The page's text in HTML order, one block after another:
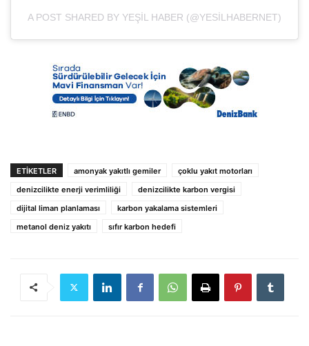
A POST SHARED BY YEŞIL HABER (@YESILHABERNET)
ETIKETLER amonyak yakıtlı gemiler
çoklu yakıt motorları
denizcilikte enerji verimliliği
denizcilikte karbon vergisi
dijital liman planlaması
karbon yakalama sistemleri
metanol deniz yakıtı
sıfır karbon hedefi